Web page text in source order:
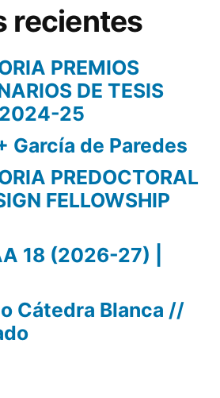
recientes
PREMIOS
DE TESIS
2024-25
García de Paredes
PREDOCTORAL
FELLOWSHIP
18 (2026-27) |
Cátedra Blanca //